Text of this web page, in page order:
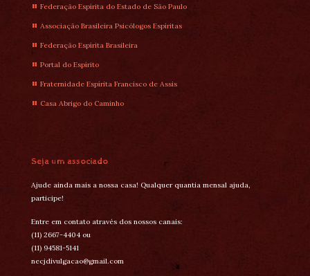
Federação Espírita do Estado de São Paulo
Associação Brasileira Psicólogos Espíritas
Federação Espírita Brasileira
Portal do Espírito
Fraternidade Espírita Francisco de Assis
Casa Abrigo do Caminho
Seja um associado
Ajude ainda mais a nossa casa! Qualquer quantia mensal ajuda,
participe!
Entre em contato através dos nossos canais:
(11) 2667-4404 ou
(11) 94581-5141
necjdivulgacao@gmail.com